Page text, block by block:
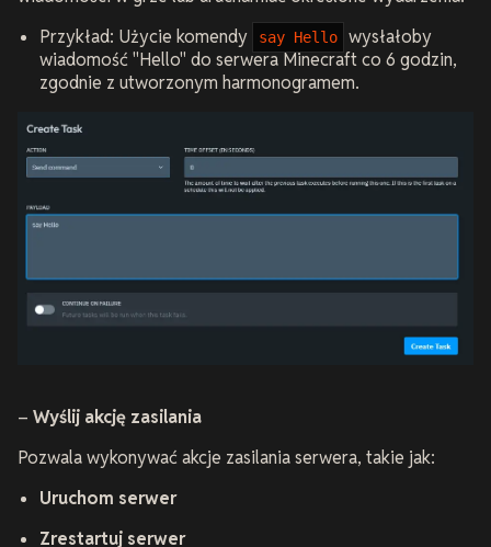
Przykład: Użycie komendy
say Hello
wysłałoby
wiadomość "Hello" do serwera Minecraft co 6 godzin,
zgodnie z utworzonym harmonogramem.
– Wyślij akcję zasilania
Pozwala wykonywać akcje zasilania serwera, takie jak:
Uruchom serwer
Zrestartuj serwer